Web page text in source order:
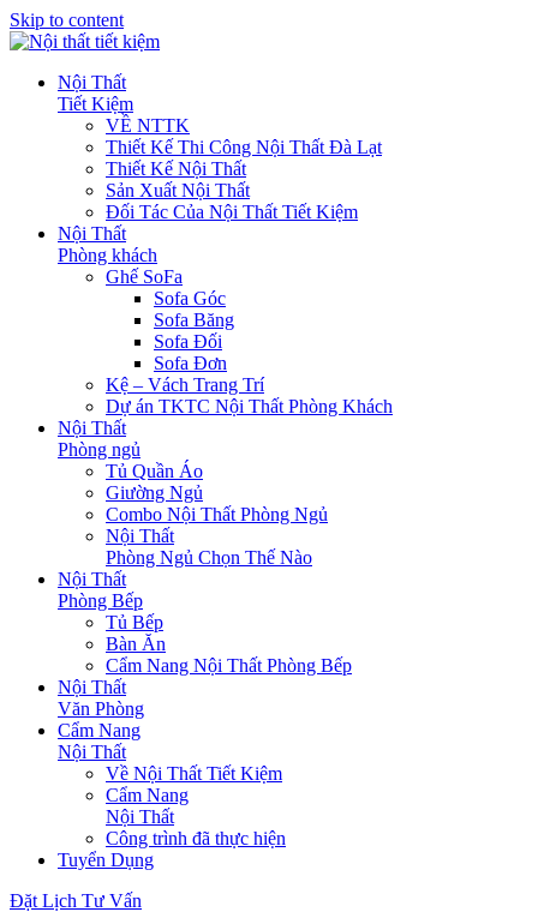
Skip to content
Nội Thất
Tiết Kiệm
VỀ NTTK
Thiết Kế Thi Công Nội Thất Đà Lạt
Thiết Kế Nội Thất
Sản Xuất Nội Thất
Đối Tác Của Nội Thất Tiết Kiệm
Nội Thất
Phòng khách
Ghế SoFa
Sofa Góc
Sofa Băng
Sofa Đối
Sofa Đơn
Kệ – Vách Trang Trí
Dự án TKTC Nội Thất Phòng Khách
Nội Thất
Phòng ngủ
Tủ Quần Áo
Giường Ngủ
Combo Nội Thất Phòng Ngủ
Nội Thất
Phòng Ngủ Chọn Thế Nào
Nội Thất
Phòng Bếp
Tủ Bếp
Bàn Ăn
Cẩm Nang Nội Thất Phòng Bếp
Nội Thất
Văn Phòng
Cẩm Nang
Nội Thất
Về Nội Thất Tiết Kiệm
Cẩm Nang
Nội Thất
Công trình đã thực hiện
Tuyển Dụng
Đặt Lịch Tư Vấn